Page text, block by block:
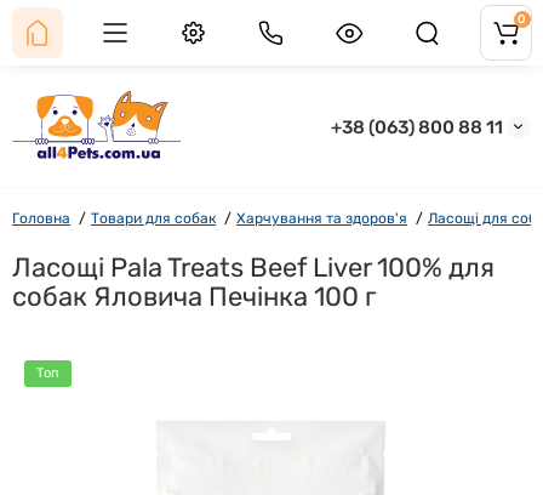
+38 (063) 800 88 11
0
Головна Товари для собак Харчування та здоров'я Ласощі для
Ласощі Pala Treats Beef Liver 100% для
собак Яловича Печінка 100 г
Топ